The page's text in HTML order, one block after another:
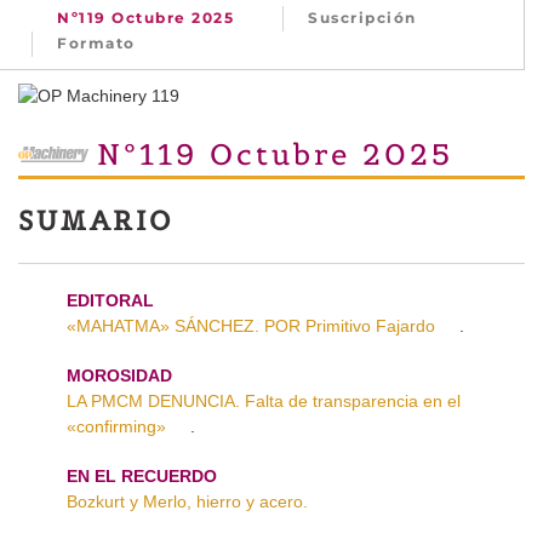
Nº119 Octubre 2025
Suscripción
Formato
Nº119 Octubre 2025
SUMARIO
EDITORAL
«MAHATMA» SÁNCHEZ. POR Primitivo Fajardo
MOROSIDAD
LA PMCM DENUNCIA. Falta de transparencia en el
«confirming»
EN EL RECUERDO
Bozkurt y Merlo, hierro y acero.